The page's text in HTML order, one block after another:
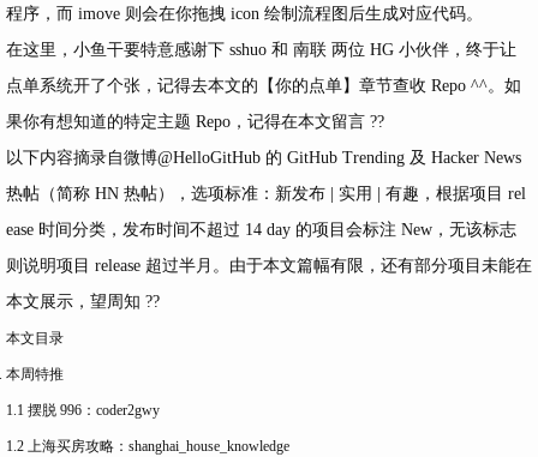
程序，而 imove 则会在你拖拽 icon 绘制流程图后生成对应代码。
在这里，小鱼干要特意感谢下 sshuo 和 南联 两位 HG 小伙伴，终于让
点单系统开了个张，记得去本文的【你的点单】章节查收 Repo ^^。如
果你有想知道的特定主题 Repo，记得在本文留言 ??
以下内容摘录自微博@HelloGitHub 的 GitHub Trending 及 Hacker News
热帖（简称 HN 热帖），选项标准： 新发布 实用 有趣 ，根据项目 rel
ease 时间分类，发布时间不超过 14 day 的项目会标注 New ，无该标志
则说明项目 release 超过半月。由于本文篇幅有限，还有部分项目未能在
本文展示，望周知 ??
本文目录
本周特推
1.1 摆脱 996：coder2gwy
1.2 上海买房攻略：shanghai_house_knowledge